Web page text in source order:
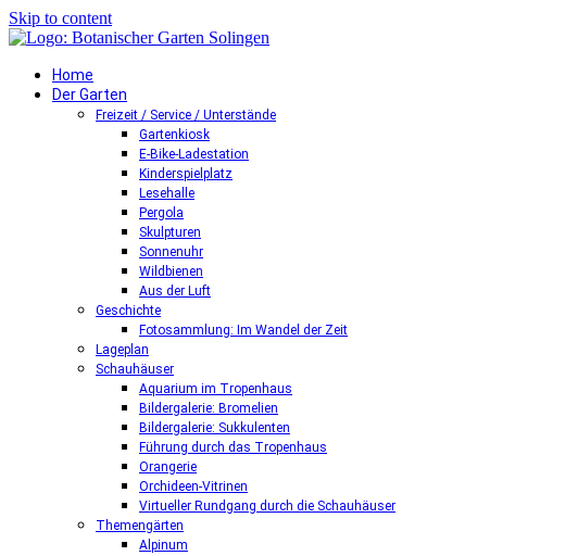
Skip to content
Home
Der Garten
Freizeit / Service / Unterstände
Gartenkiosk
E-Bike-Ladestation
Kinderspielplatz
Lesehalle
Pergola
Skulpturen
Sonnenuhr
Wildbienen
Aus der Luft
Geschichte
Fotosammlung: Im Wandel der Zeit
Lageplan
Schauhäuser
Aquarium im Tropenhaus
Bildergalerie: Bromelien
Bildergalerie: Sukkulenten
Führung durch das Tropenhaus
Orangerie
Orchideen-Vitrinen
Virtueller Rundgang durch die Schauhäuser
Themengärten
Alpinum